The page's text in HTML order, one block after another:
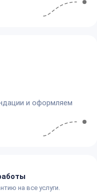
и оформляем
на все услуги.